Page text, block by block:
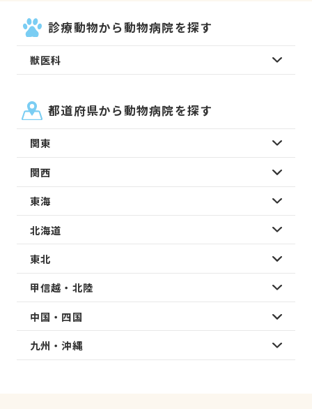
診療動物から動物病院を探す
獣医科
都道府県から動物病院を探す
関東
関西
東海
北海道
東北
甲信越・北陸
中国・四国
九州・沖縄